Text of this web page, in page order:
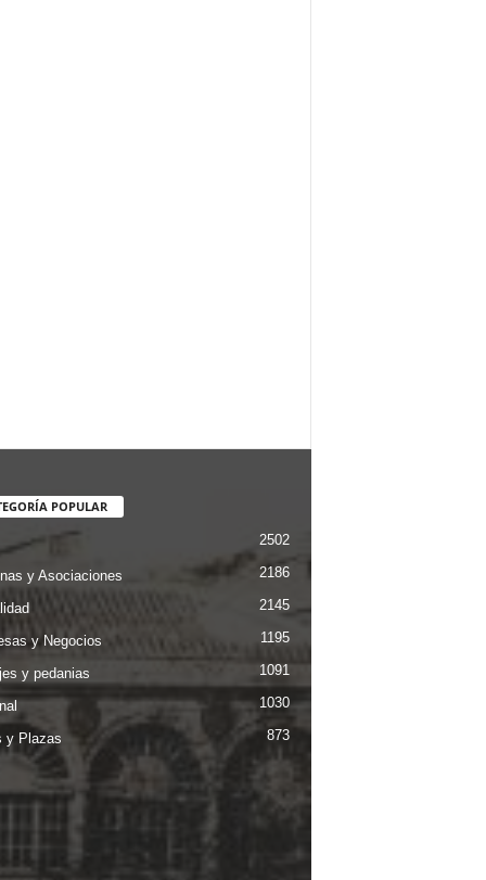
POPULAR
2502
y Asociaciones 2186
2145
y Negocios 1195
y pedanias 1091
1030
y Plazas 873